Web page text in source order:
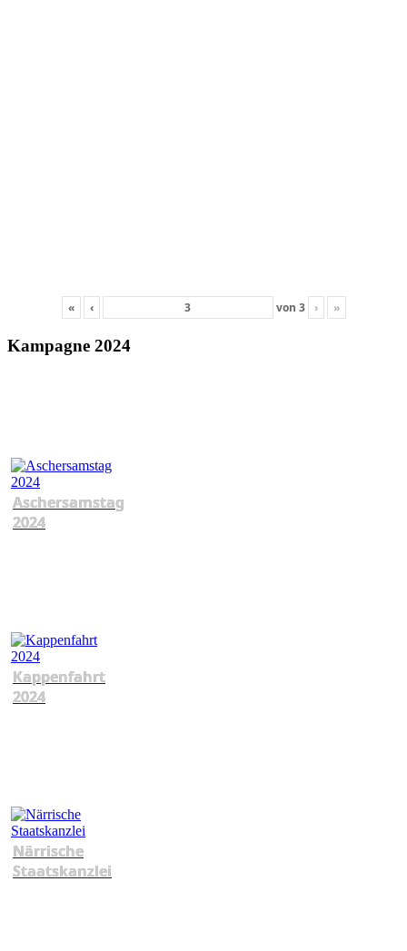
« ‹ von 3 › »
Kampagne 2024
Aschersamstag
2024
Kappenfahrt
2024
Närrische
Staatskanzlei